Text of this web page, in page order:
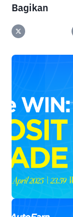
Bagikan